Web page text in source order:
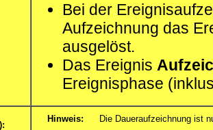
Bei der
Aufzeichnung das
ausgelöst.
Das Ereignis
Ereignisphase
Hinweis: Die Daueraufzeichnung ist